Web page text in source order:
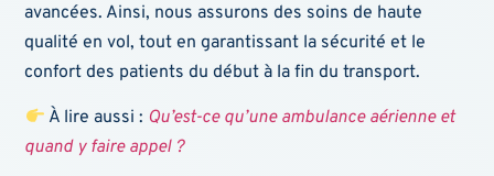
avancées. Ainsi, nous assurons des soins de haute
qualité en vol, tout en garantissant la sécurité et le
confort des patients du début à la fin du transport.
À lire aussi : Qu’est-ce qu’une ambulance aérienne et
quand y faire appel ?